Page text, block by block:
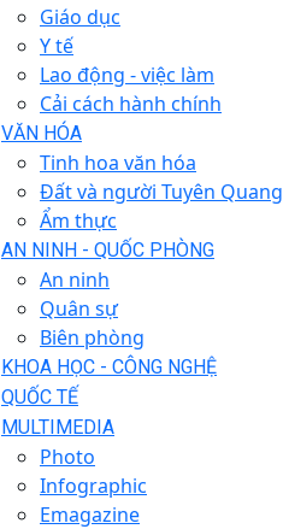
Giáo dục
Y tế
Lao động - việc làm
Cải cách hành chính
VĂN HÓA
Tinh hoa văn hóa
Đất và người Tuyên Quang
Ẩm thực
AN NINH - QUỐC PHÒNG
An ninh
Quân sự
Biên phòng
KHOA HỌC - CÔNG NGHỆ
QUỐC TẾ
MULTIMEDIA
Photo
Infographic
Emagazine